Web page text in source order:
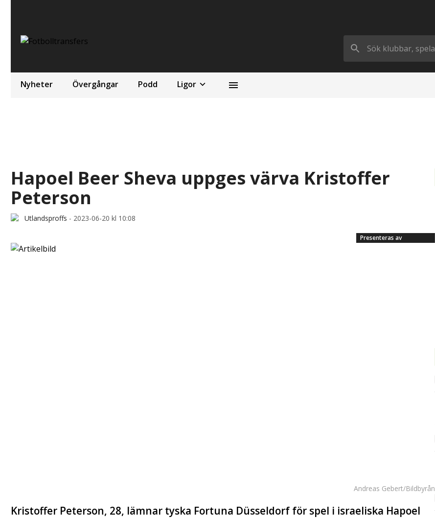
Nyheter Övergångar Podd Ligor
Hapoel Beer Sheva uppges värva Kristoffer
Peterson
Utlandsproffs - 2023-06-20 kl 10:08
Presenteras av
Andreas Gebert/Bildbyrån
Kristoffer Peterson, 28, lämnar tyska Fortuna Düsseldorf för spel i israeliska Hapoel